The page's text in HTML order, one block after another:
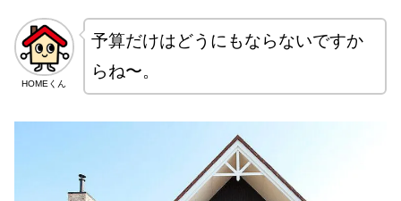
HOMEくん
予算だけはどうにもならないですか
らね〜。